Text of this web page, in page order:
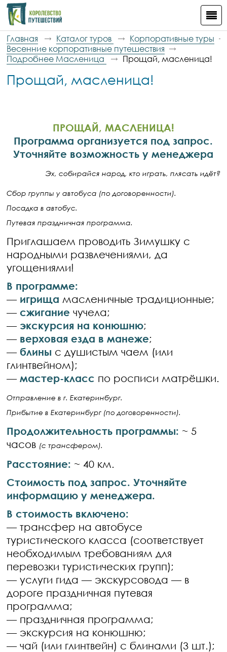
Главная Каталог туров
Корпоративные туры
Весенние корпоративные путешествия
Подробнее Масленица
Прощай, масленица!
Прощай, масленица!
ПРОЩАЙ, МАСЛЕНИЦА!
Программа организуется под запрос.
Уточняйте возможность у менеджера
Эх, собирайся народ, кто играть, плясать идёт?
Сбор группы у автобуса (по договоренности).
Посадка в автобус.
Путевая праздничная программа.
Приглашаем проводить Зимушку с
народными развлечениями, да
угощениями!
В программе:
— игрища масленичные традиционные;
—сжигание чучела;
— экскурсия на конюшню;
— верховая езда в манеже;
—блины с душистым чаем (или
глинтвейном);
—мастер-класс по росписи матрёшки.
Отправление в г. Екатеринбург.
Прибытие в Екатеринбург (по договоренности).
Продолжительность программы: ~ 5
часов (с трансфером).
Расстояние: ~ 40 км.
Стоимость под запрос. Уточняйте
информацию у менеджера.
В стоимость включено:
— трансфер на автобусе
туристического класса (соответствует
необходимым требованиям для
перевозки туристических групп);
— услуги гида — экскурсовода — в
дороге праздничная путевая
программа;
— праздничная программа;
— экскурсия на конюшню;
— чай (или глинтвейн) с блинами (3 шт.);